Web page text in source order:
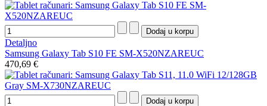
Detaljno
Samsung Galaxy Tab S10 FE SM-X520NZAREUC
470,69 €